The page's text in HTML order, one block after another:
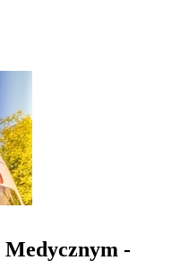
Medycznym -